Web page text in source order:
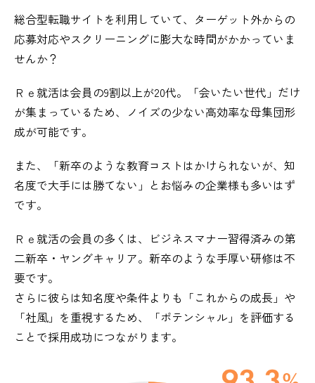
総合型転職サイトを利用していて、ターゲット外からの
応募対応やスクリーニングに膨大な時間がかかっていま
せんか？
Ｒｅ就活は会員の9割以上が20代。「会いたい世代」だけ
が集まっているため、ノイズの少ない高効率な母集団形
成が可能です。
また、「新卒のような教育コストはかけられないが、知
名度で大手には勝てない」とお悩みの企業様も多いはず
です。
Ｒｅ就活の会員の多くは、ビジネスマナー習得済みの第
二新卒・ヤングキャリア。新卒のような手厚い研修は不
要です。
さらに彼らは知名度や条件よりも「これからの成長」や
「社風」を重視するため、「ポテンシャル」を評価する
ことで採用成功につながります。